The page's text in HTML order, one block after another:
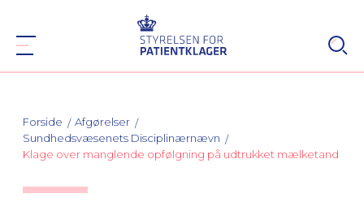
Forside
Afgørelser
Sundhedsvæsenets Disciplinærnævn
Klage over manglende opfølgning på udtrukket mælketand